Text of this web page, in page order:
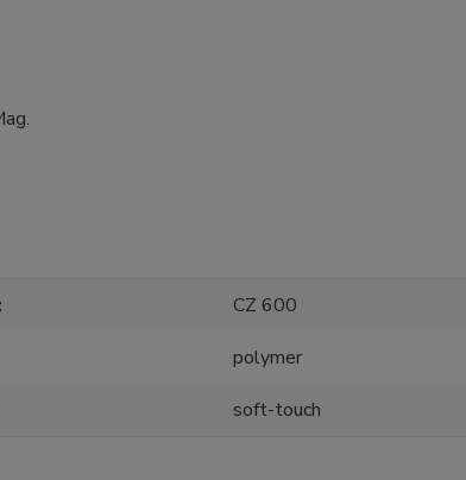
CZ 600
polymer
soft-touch